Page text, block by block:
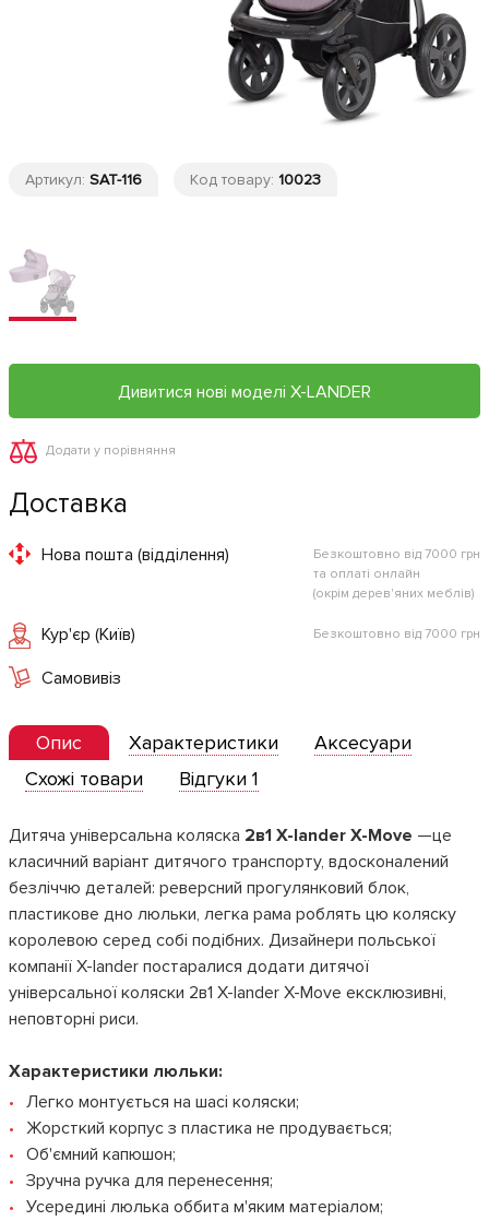
Артикул: SAT-116 Код товару: 10023
Дивитися нові моделі X-LANDER
Додати у порівняння
Доставка
Нова пошта (відділення)
Безкоштовно від 7000 грн
та оплаті онлайн
(окрім дерев'яних меблів)
Кур'єр (Київ) Безкоштовно від 7000 грн
Самовивіз
Опис Характеристики
Аксесуари
Схожі товари
Відгуки 1
Дитяча універсальна коляска 2в1 X-lander X-Move —це
класичний варіант дитячого транспорту, вдосконалений
безліччю деталей: реверсний прогулянковий блок,
пластикове дно люльки, легка рама роблять цю коляску
королевою серед собі подібних. Дизайнери польської
компанії X-lander постаралися додати дитячої
універсальної коляски 2в1 X-lander X-Move ексклюзивні,
неповторні риси.
Характеристики люльки:
Легко монтується на шасі коляски;
Жорсткий корпус з пластика не продувається;
Об'ємний капюшон;
Зручна ручка для перенесення;
Усередині люлька оббита м'яким матеріалом;